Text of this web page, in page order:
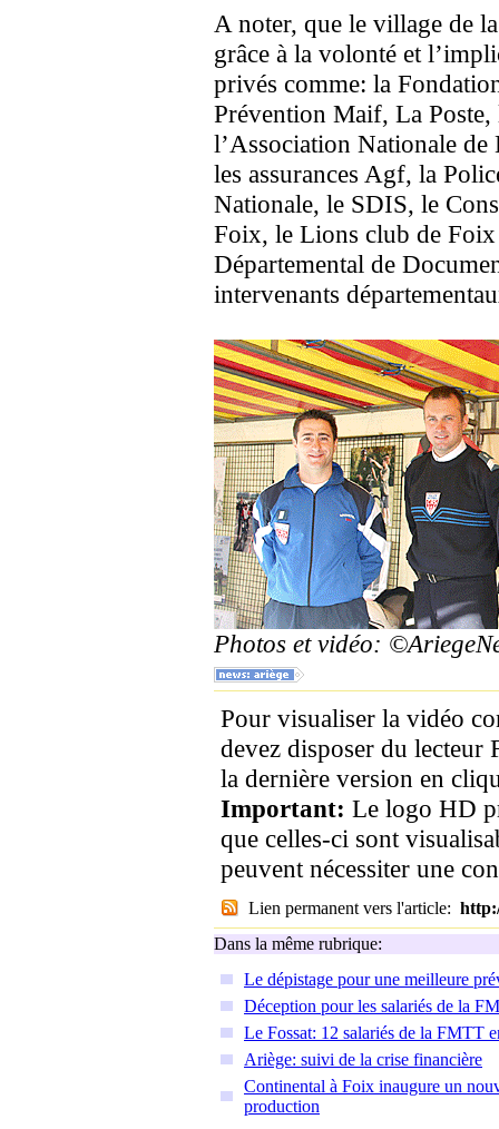
A noter, que le village de
grâce à la volonté et
privés comme: la
Prévention Maif, La
l’Association Nationale
les assurances Agf, la
Nationale, le SDIS, le
Foix, le Lions club de Foix
Départemental de
intervenants
Photos et vidéo:
Pour visualiser la vidéo
devez disposer du lecteur
la dernière version en
Important: Le logo HD
que celles-ci sont
peuvent nécessiter une
Lien permanent vers l'article:
Dans la même rubrique:
Le dépistage pour une meilleure
Déception pour les salariés de la
Le Fossat: 12 salariés de la FMTT
Ariège: suivi de la crise financière
Continental à Foix inaugure un
production